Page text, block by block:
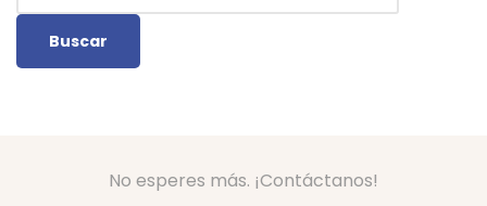
No esperes más. ¡Contáctanos!